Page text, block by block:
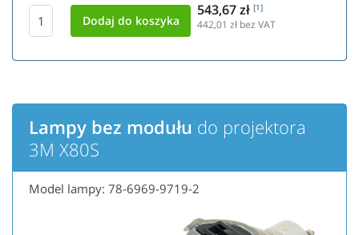
543,67 zł [1]
442,01 zł bez VAT
Lampy bez modułu do projektora
3M X80S
Model lampy: 78-6969-9719-2